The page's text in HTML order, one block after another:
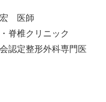
宏 医師
脊椎クリニック
認定整形外科専門医